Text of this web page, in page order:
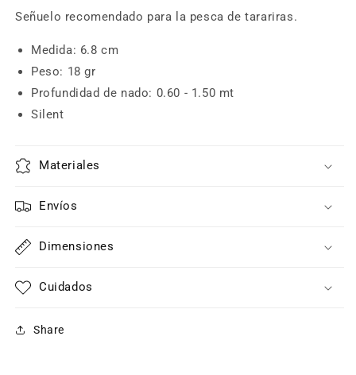
Señuelo recomendado para la pesca de tarariras.
Medida: 6.8 cm
Peso: 18 gr
Profundidad de nado: 0.60 - 1.50 mt
Silent
Materiales
Envíos
Dimensiones
Cuidados
Share